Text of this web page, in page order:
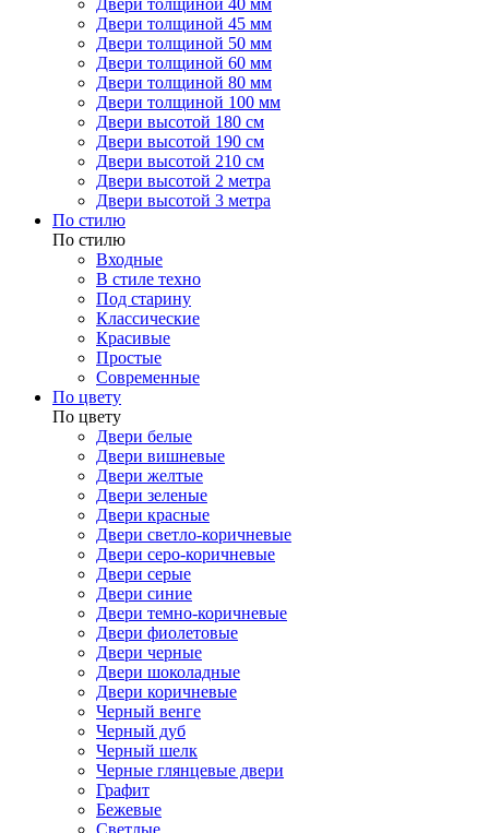
Двери толщиной 40 мм
Двери толщиной 45 мм
Двери толщиной 50 мм
Двери толщиной 60 мм
Двери толщиной 80 мм
Двери толщиной 100 мм
Двери высотой 180 см
Двери высотой 190 см
Двери высотой 210 см
Двери высотой 2 метра
Двери высотой 3 метра
По стилю
По стилю
Входные
В стиле техно
Под старину
Классические
Красивые
Простые
Современные
По цвету
По цвету
Двери белые
Двери вишневые
Двери желтые
Двери зеленые
Двери красные
Двери светло-коричневые
Двери серо-коричневые
Двери серые
Двери синие
Двери темно-коричневые
Двери фиолетовые
Двери черные
Двери шоколадные
Двери коричневые
Черный венге
Черный дуб
Черный шелк
Черные глянцевые двери
Графит
Бежевые